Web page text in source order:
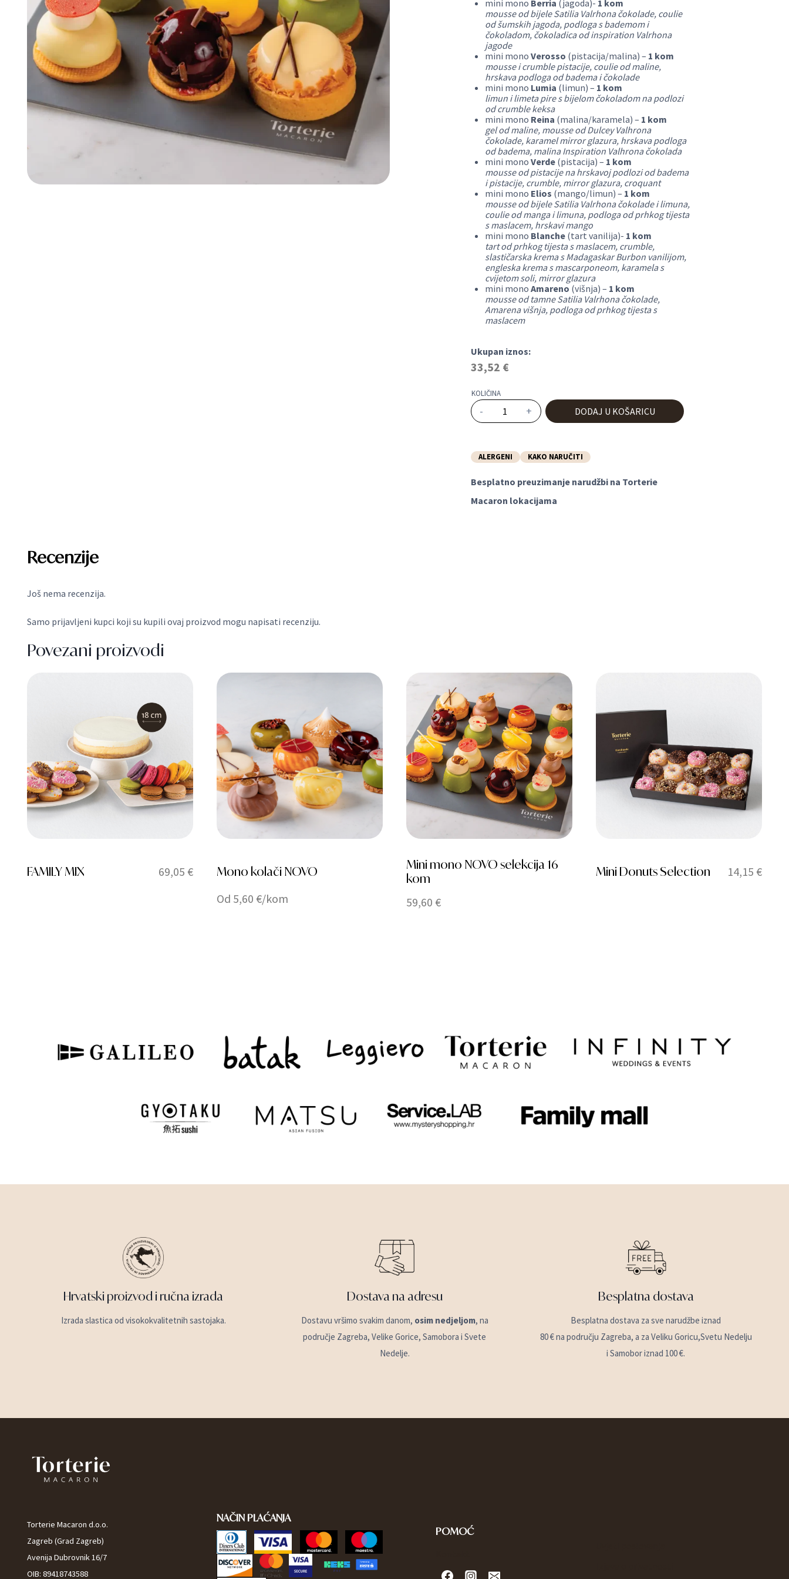
mini mono Berria (jagoda)- 1 kom
mousse od bijele Satilia Valrhona čokolade, coulie
od šumskih jagoda, podloga s bademom i
čokoladom, čokoladica od inspiration Valrhona
jagode
mini mono Verosso (pistacija/malina) – 1 kom
mousse i crumble pistacije, coulie od maline,
hrskava podloga od badema i čokolade
mini mono Lumia (limun) – 1 kom
limun i limeta pire s bijelom čokoladom na podlozi
od crumble keksa
mini mono Reina (malina/karamela) – 1 kom
gel od maline, mousse od Dulcey Valhrona
čokolade, karamel mirror glazura, hrskava podloga
od badema, malina Inspiration Valhrona čokolada
mini mono Verde(pistacija) – 1 kom
mousse od pistacije na hrskavoj podlozi od badema
i pistacije, crumble, mirror glazura, croquant
mini mono Elios (mango/limun) – 1 kom
mousse od bijele Satilia Valrhona čokolade i limuna,
coulie od manga i limuna, podloga od prhkog tijesta
s maslacem, hrskavi mango
mini mono Blanche(tart vanilija)- 1 kom
tart od prhkog tijesta s maslacem, crumble,
slastičarska krema s Madagaskar Burbon vanilijom,
engleska krema s mascarponeom, karamela s
cvijetom soli, mirror glazura
mini mono Amareno (višnja) – 1 kom
mousse od tamne Satilia Valrhona čokolade,
Amarena višnja, podloga od prhkog tijesta s
maslacem
Ukupan iznos:
33,52 €
Mini
selekcija
9
kom
DODAJ U KOŠARICU
ALERGENI KAKO NARUČITI
Besplatno preuzimanje narudžbi na Torterie
Macaron lokacijama
Još nema recenzija.
Samo prijavljeni kupci koji su kupili ovaj proizvod mogu napisati recenziju.
Povezani proizvodi
FAMILY MIX 69,05 €
Mono kolači NOVO
Od 5,60 €/kom
Mini mono NOVO selekcija 16
kom
59,60 €
Mini Donuts Selection 14,15 €
Hrvatski proizvod i ručna izrada
Izrada slastica od visokokvalitetnih sastojaka.
Dostava na adresu
Dostavu vršimo svakim danom, osim nedjeljom, na
područje Zagreba, Velike Gorice, Samobora i Svete
Nedelje.
Besplatna dostava
Besplatna dostava za sve narudžbe iznad
80 € na području Zagreba, a za Veliku Goricu,Svetu Nedelju
i Samobor iznad 100 €.
Torterie Macaron d.o.o.
Zagreb (Grad Zagreb)
Avenija Dubrovnik 16/7
OIB: 89418743588
NAČIN PLAĆANJA
POMOĆ